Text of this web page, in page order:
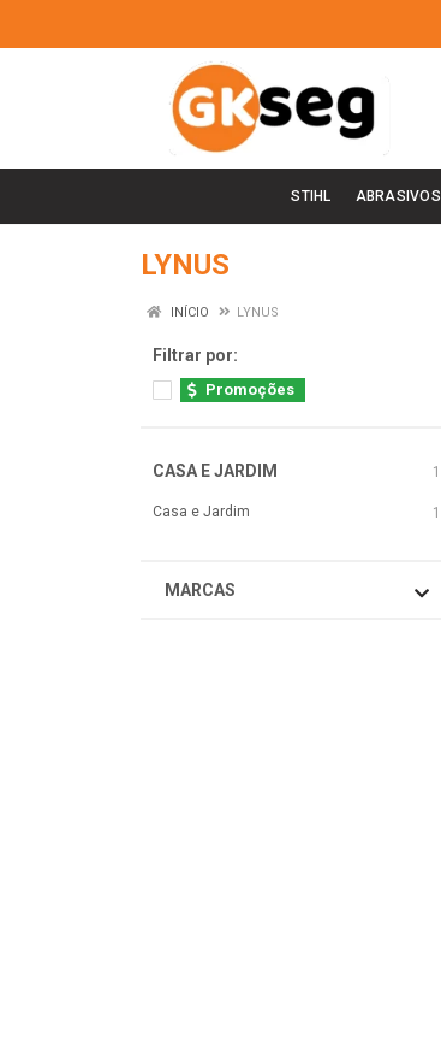
STIHL ABRASIVOS
LYNUS
INÍCIO LYNUS
Filtrar por:
Promoções
CASA E JARDIM 1
Casa e Jardim 1
MARCAS